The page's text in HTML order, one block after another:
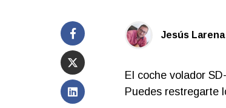
Jesús Larena
El coche volador
Puedes restregarte